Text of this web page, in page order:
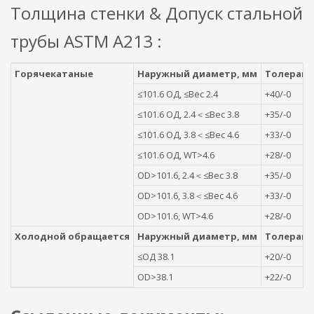
Толщина стенки & Допуск стальной
трубы ASTM A213 :
Горячекатаные Наружный диаметр, мм
≤101.6 ОД, ≤Вес 2.4
+40/-0
≤101.6 ОД, 2.4＜≤Вес 3.8
+35/-0
≤101.6 ОД, 3.8＜≤Вес 4.6
+33/-0
≤101.6 ОД, WT>4.6
+28/-0
OD>101.6, 2.4＜≤Вес 3.8
+35/-0
OD>101.6, 3.8＜≤Вес 4.6
+33/-0
OD>101.6, WT>4.6
+28/-0
Холодной обращается
Наружный диаметр, мм
≤ОД 38.1
+20/-0
OD>38.1
+22/-0